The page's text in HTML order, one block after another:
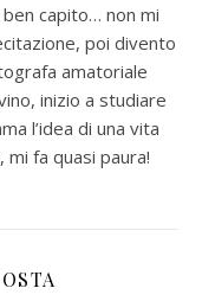
capito… non mi
poi divento
amatoriale
inizio a studiare
l’idea di una vita
fa quasi paura!